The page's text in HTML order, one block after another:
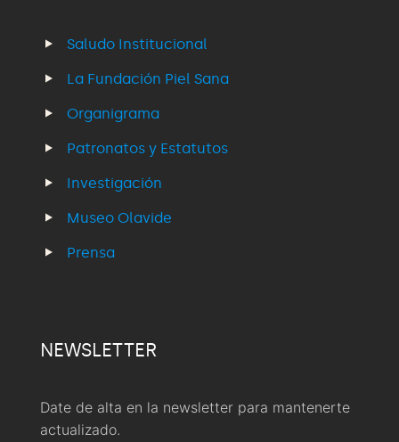
Saludo Institucional
La Fundación Piel Sana
Organigrama
Patronatos y Estatutos
Investigación
Museo Olavide
Prensa
NEWSLETTER
Date de alta en la newsletter para mantenerte
actualizado.